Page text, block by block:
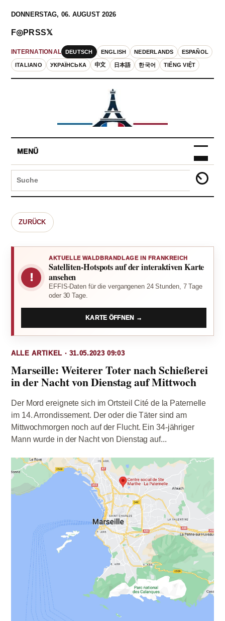
DONNERSTAG, 06. AUGUST 2026
INTERNATIONAL DEUTSCH ENGLISH NEDERLANDS ESPAÑOL
ITALIANO УКРАЇНСЬКА 中文 日本語 한국어 TIẾNG VIỆT
F◎PRSS𝕏
MENÜ
ZURÜCK
!
AKTUELLE WALDBRANDLAGE IN FRANKREICH
Satelliten-Hotspots auf der interaktiven Karte
ansehen
EFFIS-Daten für die vergangenen 24 Stunden, 7 Tage
oder 30 Tage.
KARTE ÖFFNEN →
ALLE ARTIKEL · 31.05.2023 09:03
Marseille: Weiterer Toter nach Schießerei
in der Nacht von Dienstag auf Mittwoch
Der Mord ereignete sich im Ortsteil Cité de la Paternelle
im 14. Arrondissement. Der oder die Täter sind am
Mittwochmorgen noch auf der Flucht. Ein 34-jähriger
Mann wurde in der Nacht von Dienstag auf...